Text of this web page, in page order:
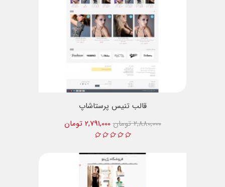
قالب تنیس پرستاشاپ
2,791,000 تومان
2,880,000 تومان